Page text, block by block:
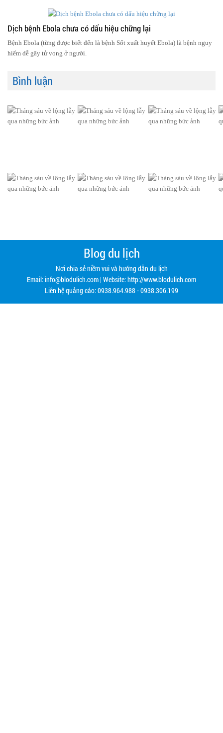
Dịch bệnh Ebola chưa có dấu hiệu chững lại
Bệnh Ebola (từng được biết đến là bệnh Sốt xuất huyết Ebola) là bệnh nguy
hiểm dễ gây tử vong ở người.
Bình luận
Blog du lịch
Nơi chia sẻ niềm vui và hướng dẫn du lịch
Email:info@blodulich.com | Website: http://www.blodulich.com
Liên hệ quảng cáo: 0938.964.988 - 0938.306.199